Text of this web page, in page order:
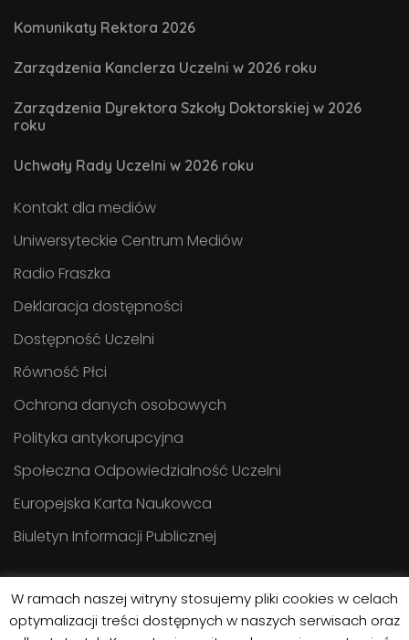
Komunikaty Rektora 2026
Zarządzenia Kanclerza Uczelni w 2026 roku
Zarządzenia Dyrektora Szkoły Doktorskiej w 2026
roku
Uchwały Rady Uczelni w 2026 roku
Kontakt dla mediów
Uniwersyteckie Centrum Mediów
Radio Fraszka
Deklaracja dostępności
Dostępność Uczelni
Równość Płci
Ochrona danych osobowych
Polityka antykorupcyjna
Społeczna Odpowiedzialność Uczelni
Europejska Karta Naukowca
Biuletyn Informacji Publicznej
W ramach naszej witryny stosujemy pliki cookies w celach
optymalizacji treści dostępnych w naszych serwisach oraz